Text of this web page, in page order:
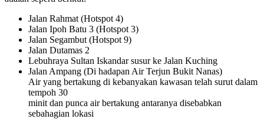
Jalan Rahmat (Hotspot 4)
Jalan Ipoh Batu 3 (Hotspot 3)
Jalan Segambut (Hotspot 9)
Jalan Dutamas 2
Lebuhraya Sultan Iskandar susur ke Jalan Kuching
Jalan Ampang (Di hadapan Air Terjun Bukit Nanas)
Air yang bertakung di kebanyakan kawasan telah surut dalam
tempoh 30
minit dan punca air bertakung antaranya disebabkan
sebahagian lokasi